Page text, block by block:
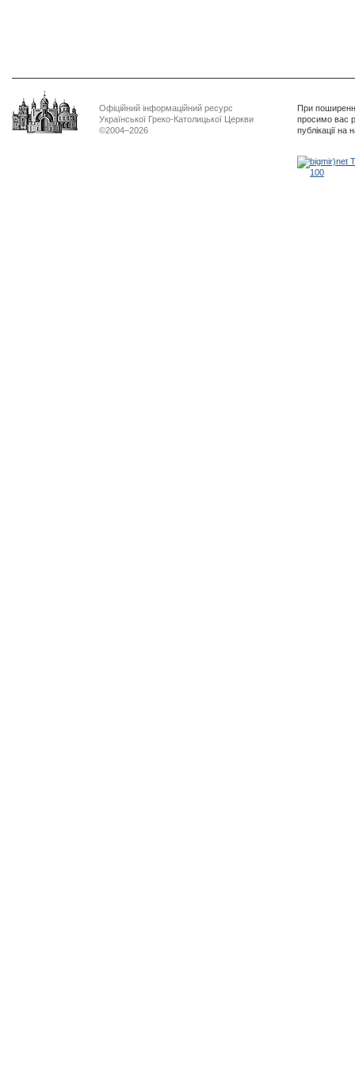
Офіційний інформаційний ресурс
Української Греко-Католицької Церкви
©2004–2026
При
просимо вас
публікації на